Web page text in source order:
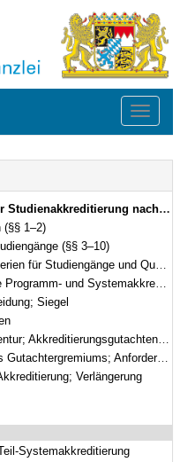
Toggle
– BayStudAkkV) Vom 13. April 2018 (GVBl. S. 264) BayRS 2210-1-1-13-WK (§§ 1–37)
(§§ 1–2)
(§§ 3–10)
und Qualitätsmanagementsysteme (§§ 11–20)
und Systemakkreditierung (§§ 21–30)
Siegel
Begehung
an die Gutachterinnen und Gutachter
Verlängerung
Systemakkreditierung